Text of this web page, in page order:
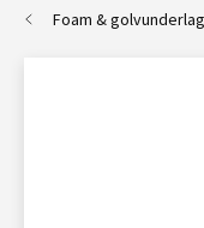
Foam & golvunderlag